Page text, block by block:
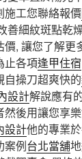
施工您聯絡報價
善細紋斑點乾
, 讓您了解更
止各項逢甲住宿
自操刀超爽快的
設計解說應有
然後用讓您享
設計他的專業
案例台北當舖